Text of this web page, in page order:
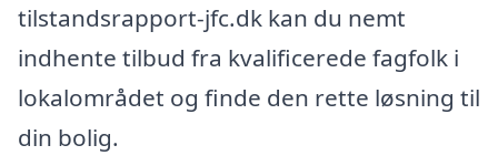
tilstandsrapport-jfc.dk kan du nemt
indhente tilbud fra kvalificerede fagfolk i
lokalområdet og finde den rette løsning til
din bolig.